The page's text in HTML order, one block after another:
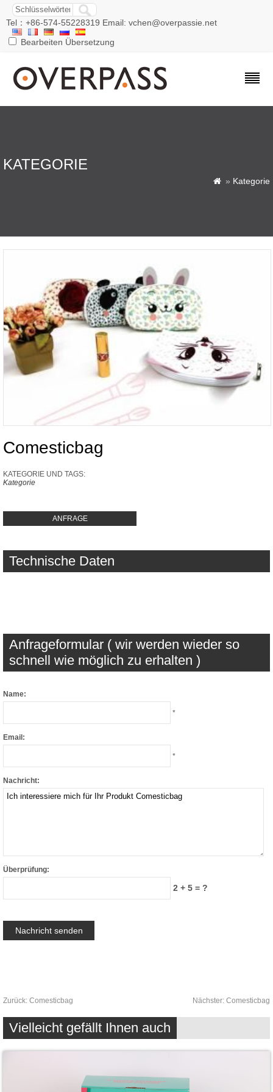
Tel：+86-574-55228319 Email: vchen@overpassie.net
Bearbeiten Übersetzung
KATEGORIE
 » Kategorie
Comesticbag
KATEGORIE UND TAGS:
Kategorie
ANFRAGE
Technische Daten
Anfrageformular ( wir werden wieder so
schnell wie möglich zu erhalten )
Name:
*
Email:
*
Nachricht:
Überprüfung:
2 + 5 = ?
Zurück: Comesticbag Nächster: Comesticbag
Vielleicht gefällt Ihnen auch